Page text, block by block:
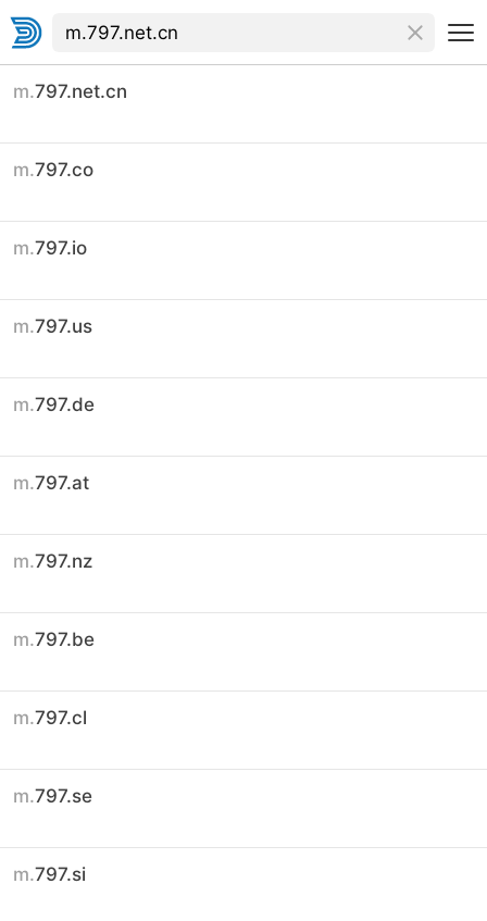
m.797.net.cn
m.797.co
m.797.io
m.797.us
m.797.de
m.797.at
m.797.nz
m.797.be
m.797.cl
m.797.se
m.797.si